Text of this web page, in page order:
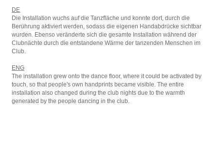
DE
Die Installation wuchs auf die Tanzfläche und konnte dort, durch die
Berührung aktiviert werden, sodass die eigenen Handabdrücke sichtbar
wurden. Ebenso veränderte sich die gesamte Installation während der
Clubnächte durch die entstandene Wärme der tanzenden Menschen im
Club.
ENG
The installation grew onto the dance floor, where it could be activated by
touch, so that people's own handprints became visible. The entire
installation also changed during the club nights due to the warmth
generated by the people dancing in the club.